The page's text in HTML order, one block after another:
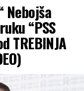
Nebojša
“PSS
TREBINJA